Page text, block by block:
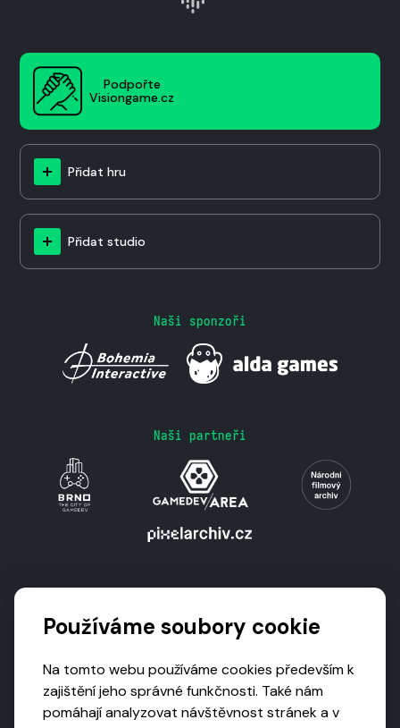
Podpořte
Visiongame.cz
Přidat hru
Přidat studio
Naši sponzoři
Naši partneři
Používáme soubory cookie
Na tomto webu používáme cookies především k
zajištění jeho správné funkčnosti. Také nám
pomáhají analyzovat návštěvnost stránek a v